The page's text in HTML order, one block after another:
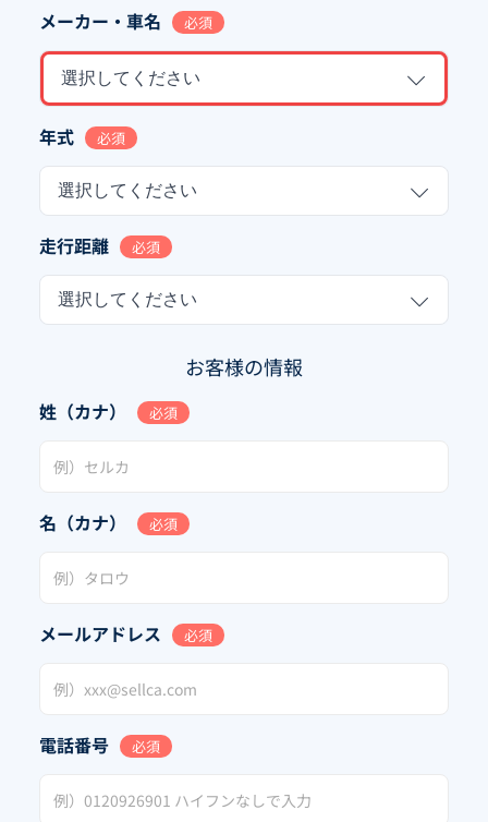
メーカー・車名 必須
選択してください
年式 必須
選択してください
走行距離 必須
選択してください
お客様の情報
姓（カナ） 必須
名（カナ） 必須
メールアドレス 必須
電話番号 必須